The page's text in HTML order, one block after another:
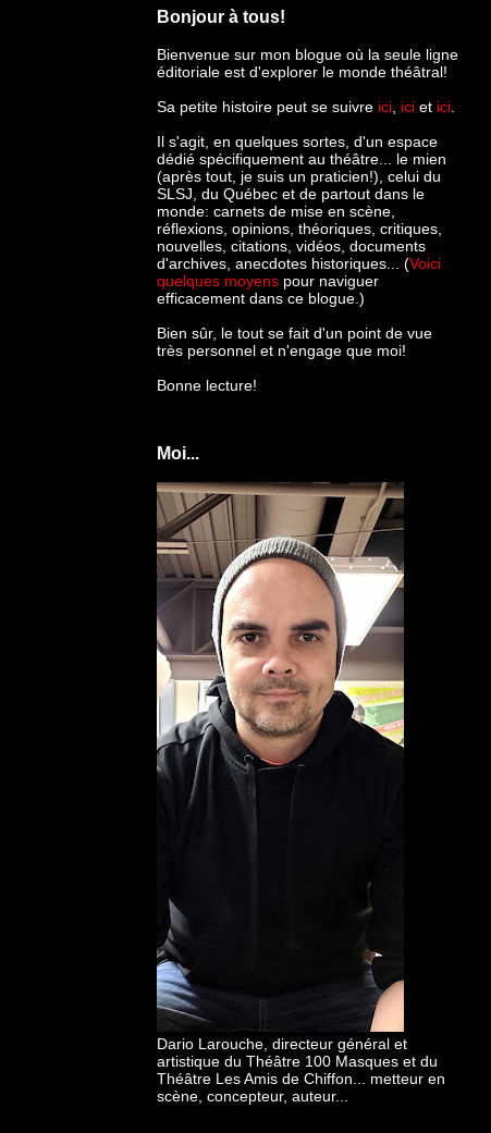
Bonjour à tous!
Bienvenue sur mon blogue où la seule ligne
éditoriale est d'explorer le monde théâtral!
Sa petite histoire peut se suivre ici ici et ici
Il s'agit, en quelques sortes, d'un espace
dédié spécifiquement au théâtre... le mien
(après tout, je suis un praticien!), celui du
SLSJ, du Québec et de partout dans le
monde: carnets de mise en scène,
réflexions, opinions, théoriques, critiques,
nouvelles, citations, vidéos, documents
d'archives, anecdotes historiques... (Voici
quelques moyens pour naviguer
efficacement dans ce blogue.)
Bien sûr, le tout se fait d'un point de vue
très personnel et n'engage que moi!
Bonne lecture!
Moi...
Dario Larouche, directeur général et
artistique du Théâtre 100 Masques et du
Théâtre Les Amis de Chiffon... metteur en
scène, concepteur, auteur...